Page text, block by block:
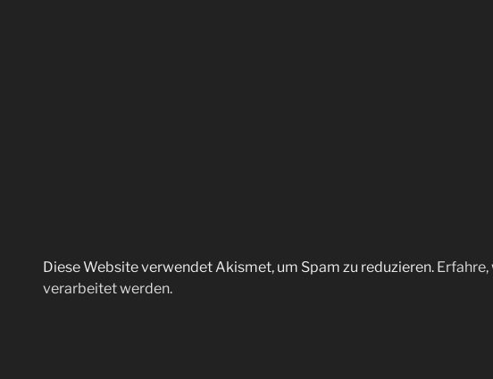
Diese Website verwendet Akismet, um Spam zu reduzieren.
verarbeitet werden.